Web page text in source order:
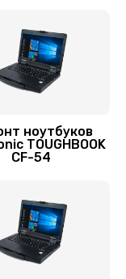
ноутбуков
TOUGHBOOK
CF-54